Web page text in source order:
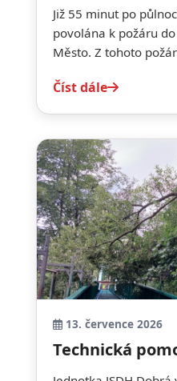
Již 55 minut po
povolána k požáru
Město. Z tohoto
Číst dále
13. července 2026
Technická